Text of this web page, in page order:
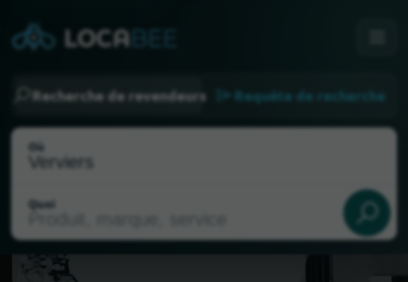
Recherche de revendeurs Requête de recherche
Où
Quoi